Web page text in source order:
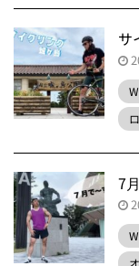
サ
7